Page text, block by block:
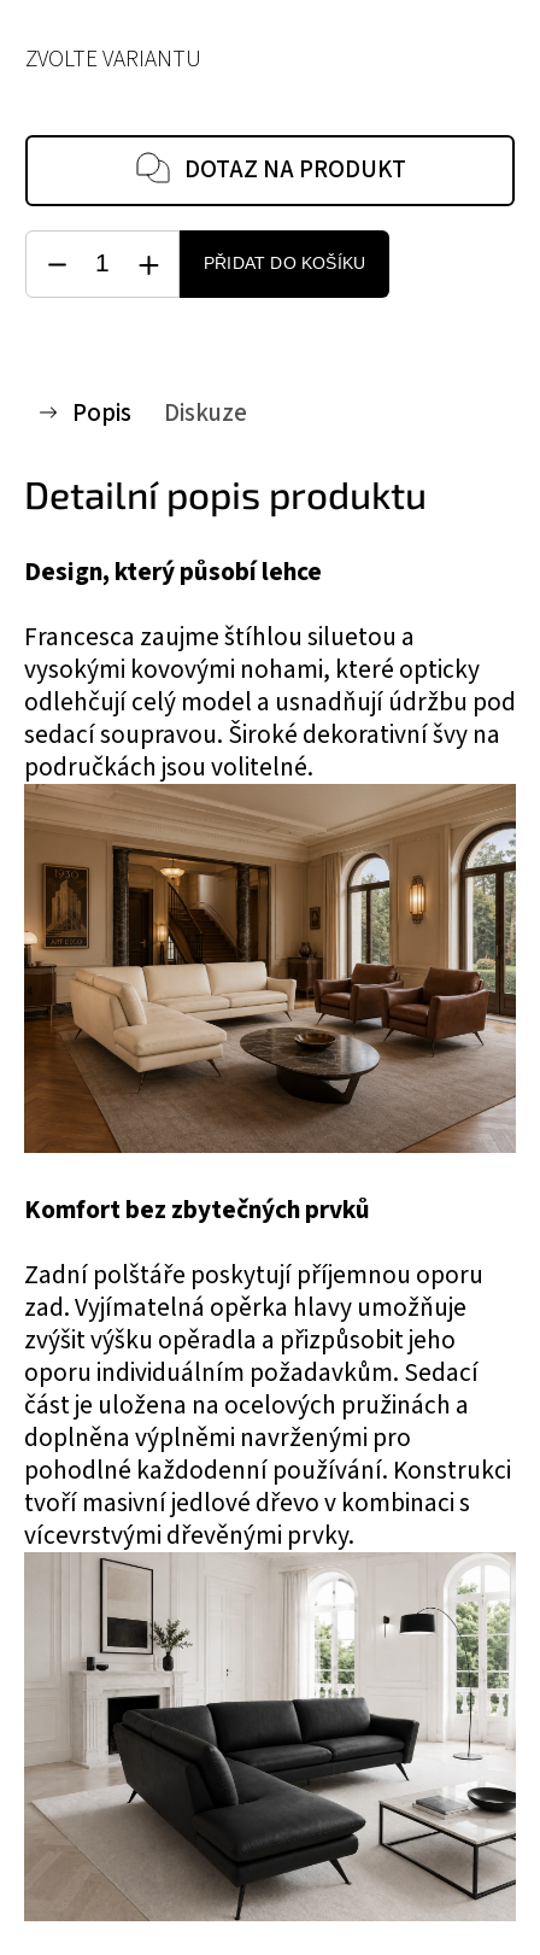
ZVOLTE VARIANTU
DOTAZ NA PRODUKT
PŘIDAT DO KOŠÍKU
Popis Diskuze
Detailní popis produktu
Design, který působí lehce
Francesca zaujme štíhlou siluetou a
vysokými kovovými nohami, které opticky
odlehčují celý model a usnadňují údržbu pod
sedací soupravou. Široké dekorativní švy na
područkách jsou volitelné.
Komfort bez zbytečných prvků
Zadní polštáře poskytují příjemnou oporu
zad. Vyjímatelná opěrka hlavy umožňuje
zvýšit výšku opěradla a přizpůsobit jeho
oporu individuálním požadavkům.Sedací
část je uložena na ocelových pružinách a
doplněna výplněmi navrženými pro
pohodlné každodenní používání. Konstrukci
tvoří masivní jedlové dřevo v kombinaci s
vícevrstvými dřevěnými prvky.